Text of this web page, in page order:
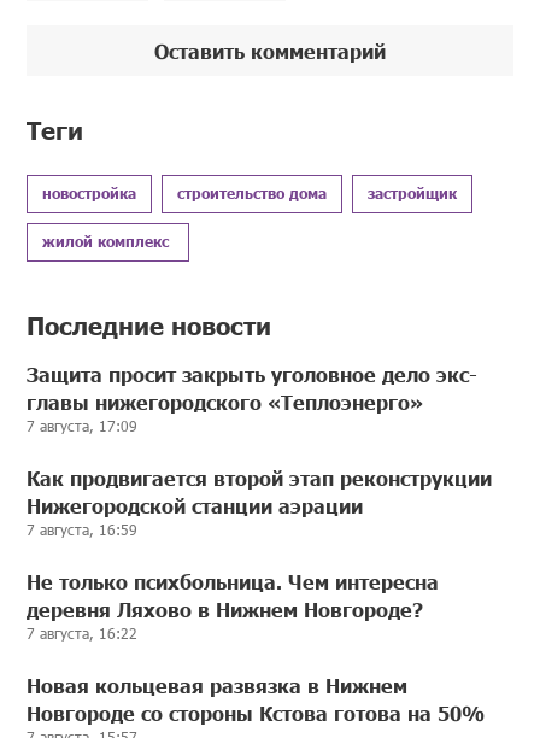
Оставить комментарий
Теги
новостройка строительство дома застройщик
жилой комплекс
Последние новости
Защита просит закрыть уголовное дело экс-
главы нижегородского «Теплоэнерго»
7 августа, 17:09
Как продвигается второй этап реконструкции
Нижегородской станции аэрации
7 августа, 16:59
Не только психбольница. Чем интересна
деревня Ляхово в Нижнем Новгороде?
7 августа, 16:22
Новая кольцевая развязка в Нижнем
Новгороде со стороны Кстова готова на 50%